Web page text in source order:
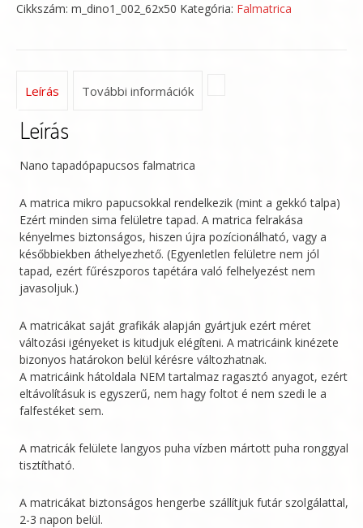
Cikkszám: m_dino1_002_62x50 Kategória: Falmatrica
Leírás További információk
Leírás
Nano tapadópapucsos falmatrica
A matrica mikro papucsokkal rendelkezik (mint a gekkó talpa)
Ezért minden sima felületre tapad. A matrica felrakása
kényelmes biztonságos, hiszen újra pozícionálható, vagy a
későbbiekben áthelyezhető. (Egyenletlen felületre nem jól
tapad, ezért fűrészporos tapétára való felhelyezést nem
javasoljuk.)
A matricákat saját grafikák alapján gyártjuk ezért méret
változási igényeket is kitudjuk elégíteni. A matricáink kinézete
bizonyos határokon belül kérésre változhatnak.
A matricáink hátoldala NEM tartalmaz ragasztó anyagot, ezért
eltávolításuk is egyszerű, nem hagy foltot é nem szedi le a
falfestéket sem.
A matricák felülete langyos puha vízben mártott puha ronggyal
tisztítható.
A matricákat biztonságos hengerbe szállítjuk futár szolgálattal,
2-3 napon belül.